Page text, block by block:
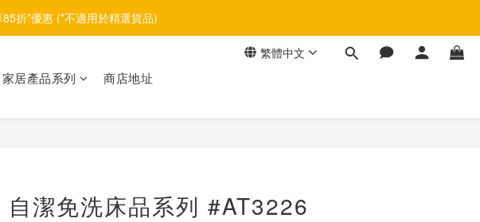
折*優惠 (*不適用於精選貨品)
繁體中文
家居產品系列 商店地址
自潔免洗床品系列 #AT3226